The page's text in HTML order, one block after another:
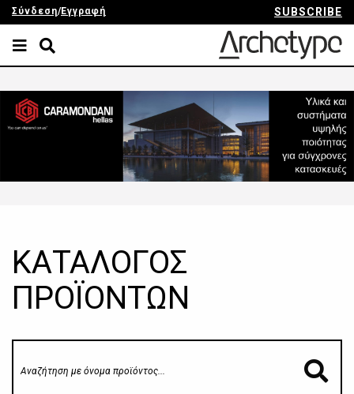
Σύνδεση/Εγγραφή SUBSCRIBE
ΚΑΤΑΛΟΓΟΣ
ΠΡΟΪΟΝΤΩΝ